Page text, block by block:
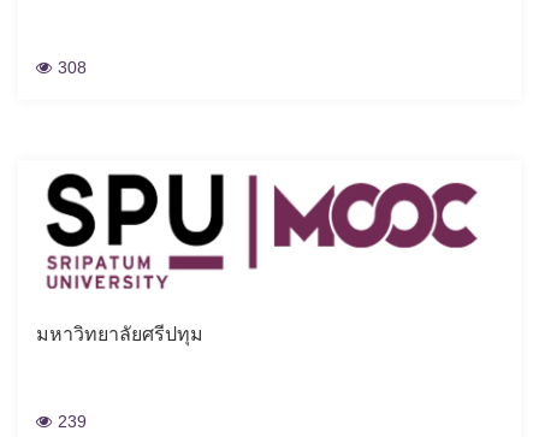
308
มหาวิทยาลัยศรีปทุม
239